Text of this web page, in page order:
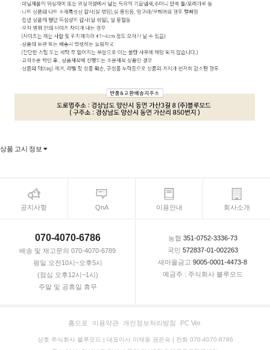
상품 고시 정보
공지사항 QnA 이용안내 회사소개
070-4070-6786
배송 및 재고문의 070-4070-6789
평일 오전10시~오후5시
(점심 오후12시~1시)
주말 및 공휴일 휴무
농협 351-0752-3336-73
국민 572837-01-002263
새마을금고 9005-0001-4473-8
예금주 : 주식회사 블루모드
홈으로 이용약관 개인정보처리방침 PC Ver.
상호 주식회사 블루모드 | 대표이사 이재동 권은숙 | 전화 070-4070-6786